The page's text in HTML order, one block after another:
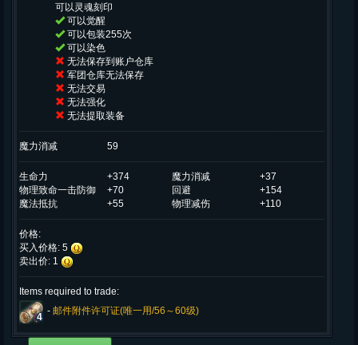
可以灵魂刻印
可以觉醒
可以包装255次
可以染色
无法保存到账户仓库
军团仓库无法保存
无法交易
无法强化
无法提取装备
魔力消减 59
生命力 +374 魔力消减
+37
物理致命一击防御
+70 回避
+154
魔法抵抗
+55 物理减伤 +110
价格:
买入价格: 5
卖出价: 1
Items required to trade:
4
- 邮件附件许可证(唯一用/56～60级)